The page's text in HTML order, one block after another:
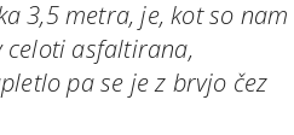
3,5 metra, je, kot so nam
celoti asfaltirana,
pa se je z brvjo čez